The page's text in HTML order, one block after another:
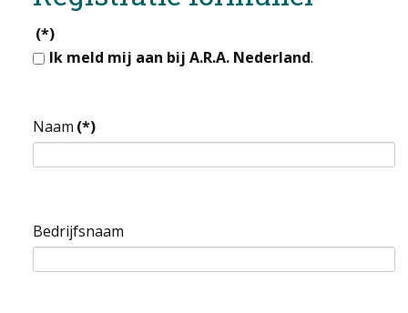
DE RESTAURATOREN
NIEUWS
(*)
Ik meld mij aan bij A.R.A. Nederland.
Naam (*)
Bedrijfsnaam